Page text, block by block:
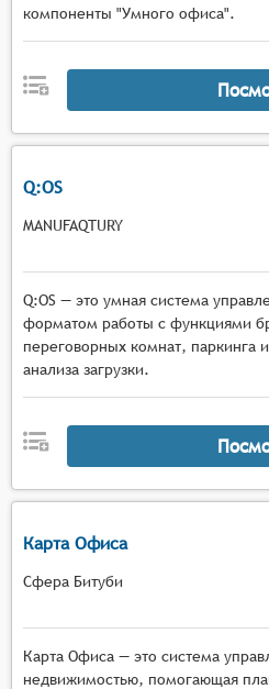
компоненты "Умного офиса".
Q:OS
MANUFAQTURY
Q:OS — это умная система
форматом работы с функциями
переговорных комнат, паркинга
анализа загрузки.
Карта Офиса
Сфера Битуби
Карта Офиса — это система
недвижимостью, помогающая